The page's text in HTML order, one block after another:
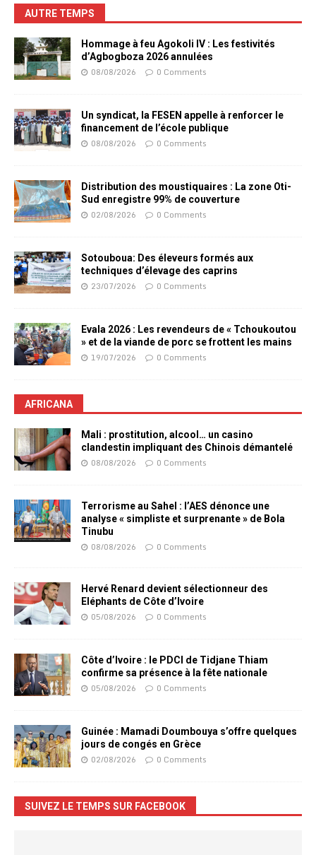
AUTRE TEMPS
Hommage à feu Agokoli IV : Les festivités
d’Agbogboza 2026 annulées
08/08/2026 0 Comments
Un syndicat, la FESEN appelle à renforcer le
financement de l’école publique
08/08/2026 0 Comments
Distribution des moustiquaires : La zone Oti-
Sud enregistre 99% de couverture
02/08/2026 0 Comments
Sotouboua: Des éleveurs formés aux
techniques d’élevage des caprins
23/07/2026 0 Comments
Evala 2026 : Les revendeurs de « Tchoukoutou
» et de la viande de porc se frottent les mains
19/07/2026 0 Comments
AFRICANA
Mali : prostitution, alcool… un casino
clandestin impliquant des Chinois démantelé
08/08/2026 0 Comments
Terrorisme au Sahel : l’AES dénonce une
analyse « simpliste et surprenante » de Bola
Tinubu
08/08/2026 0 Comments
Hervé Renard devient sélectionneur des
Eléphants de Côte d’Ivoire
05/08/2026 0 Comments
Côte d’Ivoire : le PDCI de Tidjane Thiam
confirme sa présence à la fête nationale
05/08/2026 0 Comments
Guinée : Mamadi Doumbouya s’offre quelques
jours de congés en Grèce
02/08/2026 0 Comments
SUIVEZ LE TEMPS SUR FACEBOOK